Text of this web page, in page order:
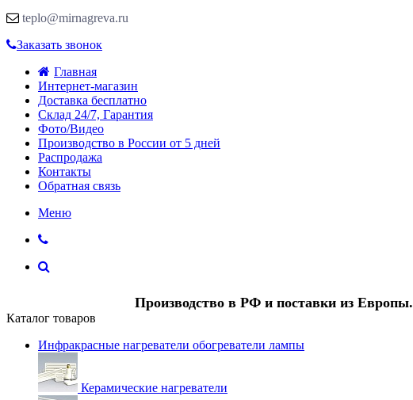
teplo@mirnagreva.ru
Заказать звонок
Главная
Интернет-магазин
Доставка бесплатно
Склад 24/7, Гарантия
Фото/Видео
Производство в России от 5 дней
Распродажа
Контакты
Обратная связь
Меню
Производство в РФ и поставки из Европы.
Каталог товаров
Инфракрасные нагреватели обогреватели лампы
Керамические нагреватели